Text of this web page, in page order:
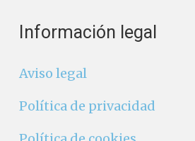
Información legal
Aviso legal
Política de privacidad